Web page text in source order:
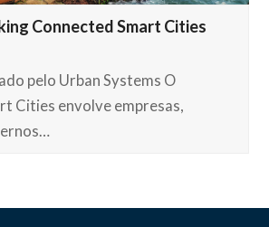
Connected Smart Cities
pelo Urban Systems O
Cities envolve empresas,